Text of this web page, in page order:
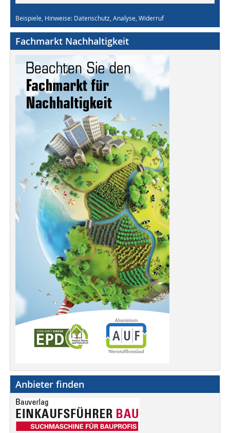
Beispiele, Hinweise: Datenschutz, Analyse, Widerruf
Fachmarkt Nachhaltigkeit
Anbieter finden